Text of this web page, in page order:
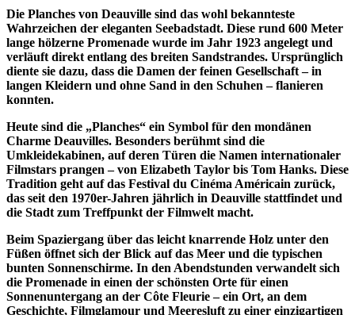
Die Planches von Deauville sind das wohl bekannteste
Wahrzeichen der eleganten Seebadstadt. Diese rund 600 Meter
lange hölzerne Promenade wurde im Jahr 1923 angelegt und
verläuft direkt entlang des breiten Sandstrandes. Ursprünglich
diente sie dazu, dass die Damen der feinen Gesellschaft – in
langen Kleidern und ohne Sand in den Schuhen – flanieren
konnten.
Heute sind die „Planches“ ein Symbol für den mondänen
Charme Deauvilles. Besonders berühmt sind die
Umkleidekabinen, auf deren Türen die Namen internationaler
Filmstars prangen – von Elizabeth Taylor bis Tom Hanks. Diese
Tradition geht auf das Festival du Cinéma Américain zurück,
das seit den 1970er-Jahren jährlich in Deauville stattfindet und
die Stadt zum Treffpunkt der Filmwelt macht.
Beim Spaziergang über das leicht knarrende Holz unter den
Füßen öffnet sich der Blick auf das Meer und die typischen
bunten Sonnenschirme. In den Abendstunden verwandelt sich
die Promenade in einen der schönsten Orte für einen
Sonnenuntergang an der Côte Fleurie – ein Ort, an dem
Geschichte, Filmglamour und Meeresluft zu einer einzigartigen